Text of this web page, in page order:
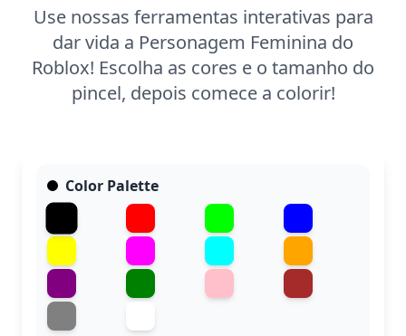
Use nossas ferramentas interativas para
dar vida a Personagem Feminina do
Roblox! Escolha as cores e o tamanho do
pincel, depois comece a colorir!
Color Palette